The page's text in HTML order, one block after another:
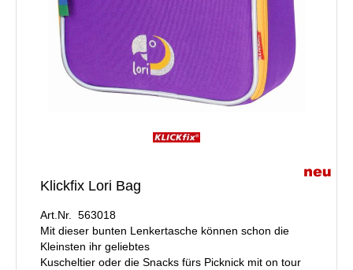
Klickfix Lori Bag
Art.Nr. 563018
Mit dieser bunten Lenkertasche können schon die
Kleinsten ihr geliebtes
Kuscheltier oder die Snacks fürs Picknick mit on tour